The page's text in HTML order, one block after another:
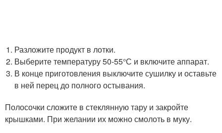
Разложите продукт в лотки.
Выберите температуру 50-55°С и включите аппарат.
В конце приготовления выключите сушилку и оставьте
в ней перец до полного остывания.
Полосочки сложите в стеклянную тару и закройте
крышками. При желании их можно смолоть в муку.